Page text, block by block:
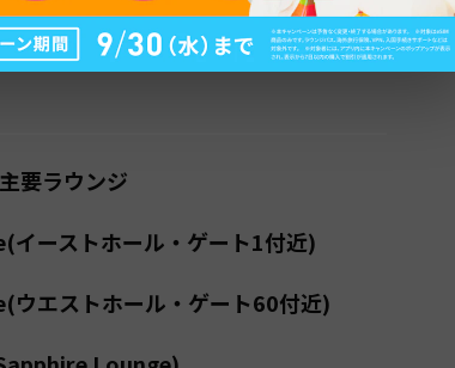
見方
要ラウンジ
ーストホール・ゲート1付近)
エストホール・ゲート60付近)